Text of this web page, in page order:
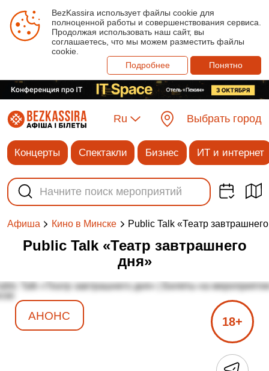
BezKassira использует файлы cookie для
полноценной работы и совершенствования сервиса.
Продолжая использовать наш сайт, вы
соглашаетесь, что мы можем разместить файлы
cookie.
Подробнее
Понятно
Ru Выбрать город
Концерты Спектакли Бизнес ИТ и интернет
Афиша Кино в Минске Public Talk «Театр
Public Talk «Театр завтрашнего
дня»
АНОНС 18+